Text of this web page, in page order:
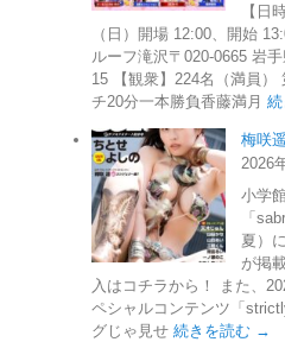
【日
（日）開場 12:00、開始
ルーフ滝沢〒020-0665 岩
15 【観衆】224名（満員）
チ20分一本勝負香藤満月
梅咲
2026
小学
「
夏）
が掲
入はコチラから！ また、
ペシャルコンテンツ「
グじゃ見せ 続きを読む →